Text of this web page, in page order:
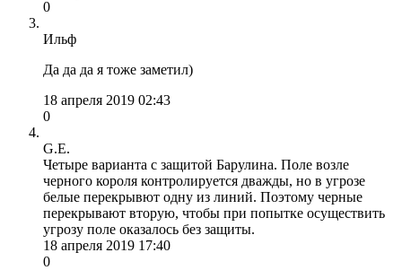
0
Ильф
Да да да я тоже заметил)
18 апреля 2019 02:43
0
G.E.
Четыре варианта с защитой Барулина. Поле возле
черного короля контролируется дважды, но в угрозе
белые перекрывют одну из линий. Поэтому черные
перекрывают вторую, чтобы при попытке осуществить
угрозу поле оказалось без защиты.
18 апреля 2019 17:40
0